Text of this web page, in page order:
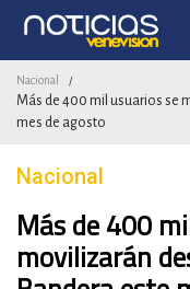
Nacional /
Más de 400 mil usuarios se
mes de agosto
Nacional
Más de 400
movilizarán